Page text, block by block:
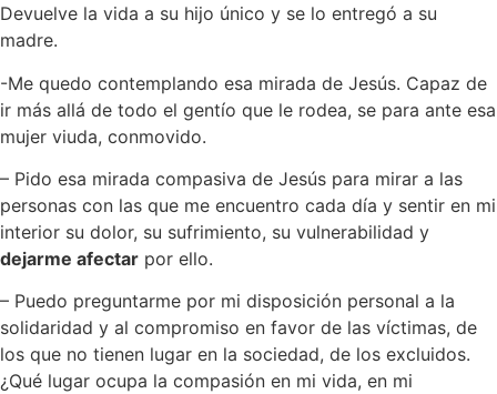
Devuelve la vida a su hijo único y se lo entregó a su
madre.
-Me quedo contemplando esa mirada de Jesús. Capaz de
ir más allá de todo el gentío que le rodea, se para ante esa
mujer viuda, conmovido.
– Pido esa mirada compasiva de Jesús para mirar a las
personas con las que me encuentro cada día y sentir en mi
interior su dolor, su sufrimiento, su vulnerabilidad y
dejarme afectar por ello.
– Puedo preguntarme por mi disposición personal a la
solidaridad y al compromiso en favor de las víctimas, de
los que no tienen lugar en la sociedad, de los excluidos.
¿Qué lugar ocupa la compasión en mi vida, en mi